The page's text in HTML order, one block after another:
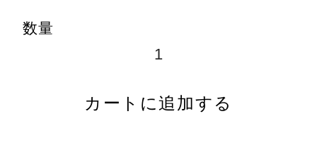
数量
カートに追加する